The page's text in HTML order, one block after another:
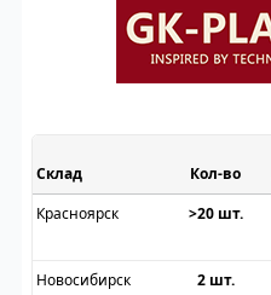
Склад
Красноярск
>20 шт.
Новосибирск
2 шт.